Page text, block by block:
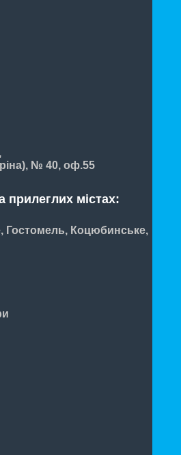
№ 40, оф.55
прилеглих містах:
Гостомель, Коцюбинське,